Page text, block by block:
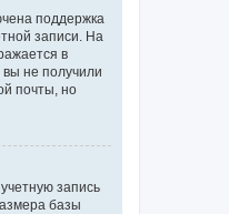
поддержка
записи. На
в
не получили
почты, но
запись
базы